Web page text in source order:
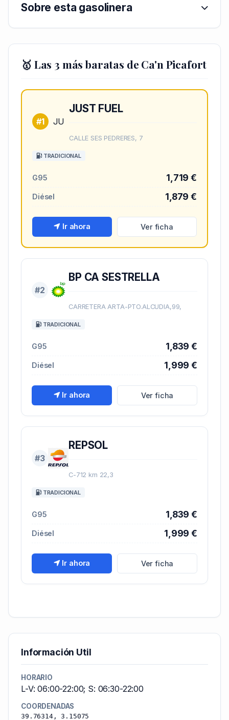
Sobre esta gasolinera
🥇 Las 3 más baratas de Ca'n Picafort
#1 JU
JUST FUEL
CALLE SES PEDRERES, 7
TRADICIONAL
G95 1,719 €
Diésel 1,879 €
Ir ahora Ver ficha
#2
BP CA SESTRELLA
CARRETERA ARTA-PTO.ALCUDIA,99,
TRADICIONAL
G95 1,839 €
Diésel 1,999 €
Ir ahora Ver ficha
#3
REPSOL
C-712 km 22,3
TRADICIONAL
G95 1,839 €
Diésel 1,999 €
Ir ahora Ver ficha
Información Util
HORARIO
L-V: 06:00-22:00; S: 06:30-22:00
COORDENADAS
39.76314, 3.15075